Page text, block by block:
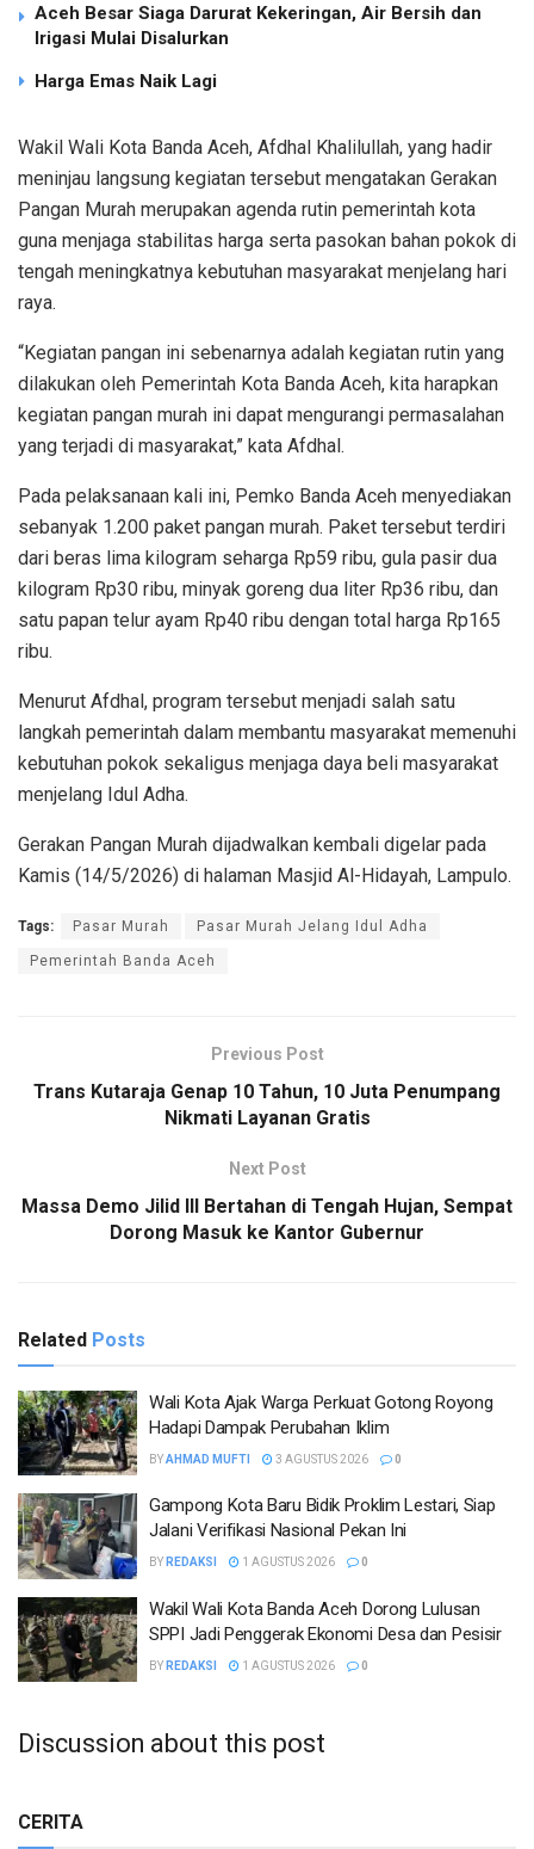
Aceh Besar Siaga Darurat Kekeringan, Air Bersih dan
Irigasi Mulai Disalurkan
Harga Emas Naik Lagi
Wakil Wali Kota Banda Aceh, Afdhal Khalilullah, yang hadir
meninjau langsung kegiatan tersebut mengatakan Gerakan
Pangan Murah merupakan agenda rutin pemerintah kota
guna menjaga stabilitas harga serta pasokan bahan pokok di
tengah meningkatnya kebutuhan masyarakat menjelang hari
raya.
“Kegiatan pangan ini sebenarnya adalah kegiatan rutin yang
dilakukan oleh Pemerintah Kota Banda Aceh, kita harapkan
kegiatan pangan murah ini dapat mengurangi permasalahan
yang terjadi di masyarakat,” kata Afdhal.
Pada pelaksanaan kali ini, Pemko Banda Aceh menyediakan
sebanyak 1.200 paket pangan murah. Paket tersebut terdiri
dari beras lima kilogram seharga Rp59 ribu, gula pasir dua
kilogram Rp30 ribu, minyak goreng dua liter Rp36 ribu, dan
satu papan telur ayam Rp40 ribu dengan total harga Rp165
ribu.
Menurut Afdhal, program tersebut menjadi salah satu
langkah pemerintah dalam membantu masyarakat memenuhi
kebutuhan pokok sekaligus menjaga daya beli masyarakat
menjelang Idul Adha.
Gerakan Pangan Murah dijadwalkan kembali digelar pada
Kamis (14/5/2026) di halaman Masjid Al-Hidayah, Lampulo.
Tags: Pasar Murah Pasar Murah Jelang Idul Adha
Pemerintah Banda Aceh
Previous Post
Trans Kutaraja Genap 10 Tahun, 10 Juta Penumpang
Nikmati Layanan Gratis
Next Post
Massa Demo Jilid III Bertahan di Tengah Hujan, Sempat
Dorong Masuk ke Kantor Gubernur
Related Posts
Wali Kota Ajak Warga Perkuat Gotong Royong
Hadapi Dampak Perubahan Iklim
BYAHMAD MUFTI 3 AGUSTUS 2026 0
Gampong Kota Baru Bidik Proklim Lestari, Siap
Jalani Verifikasi Nasional Pekan Ini
BY REDAKSI 1 AGUSTUS 2026 0
Wakil Wali Kota Banda Aceh Dorong Lulusan
SPPI Jadi Penggerak Ekonomi Desa dan Pesisir
BY REDAKSI 1 AGUSTUS 2026 0
Discussion about this post
CERITA